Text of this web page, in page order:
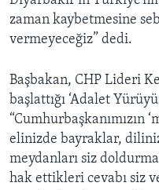
zaman kaybetmesine
vermeyeceğiz” dedi.
Başbakan, CHP Lideri
başlattığı ‘Adalet
“Cumhurbaşkanımızın
elinizde bayraklar,
meydanları siz
hak ettikleri cevabı siz